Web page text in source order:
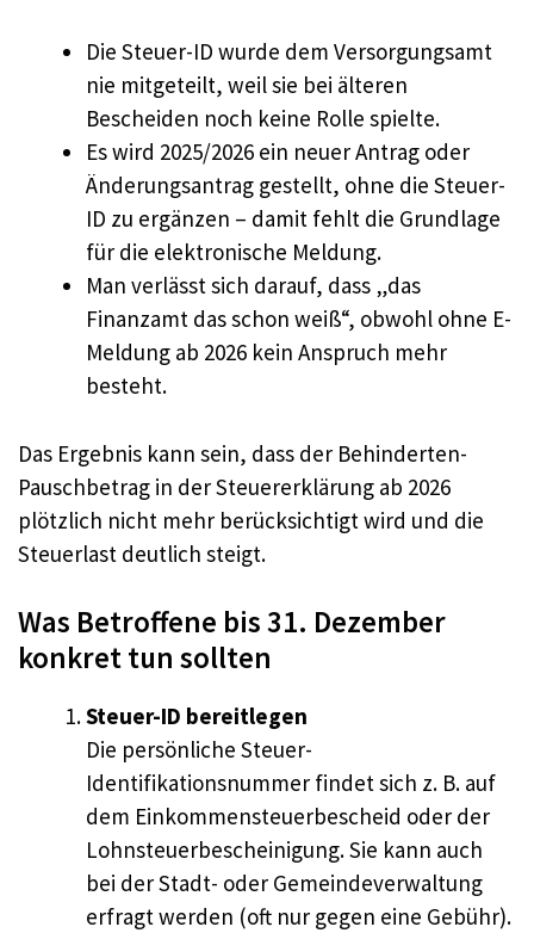
Die Steuer-ID wurde dem Versorgungsamt
nie mitgeteilt, weil sie bei älteren
Bescheiden noch keine Rolle spielte.
Es wird 2025/2026 ein neuer Antrag oder
Änderungsantrag gestellt, ohne die Steuer-
ID zu ergänzen – damit fehlt die Grundlage
für die elektronische Meldung.
Man verlässt sich darauf, dass „das
Finanzamt das schon weiß“, obwohl ohne E-
Meldung ab 2026 kein Anspruch mehr
besteht.
Das Ergebnis kann sein, dass der Behinderten-
Pauschbetrag in der Steuererklärung ab 2026
plötzlich nicht mehr berücksichtigt wird und die
Steuerlast deutlich steigt.
Was Betroffene bis 31. Dezember
konkret tun sollten
Steuer-ID bereitlegen
Die persönliche Steuer-
Identifikationsnummer findet sich z. B. auf
dem Einkommensteuerbescheid oder der
Lohnsteuerbescheinigung. Sie kann auch
bei der Stadt- oder Gemeindeverwaltung
erfragt werden (oft nur gegen eine Gebühr).